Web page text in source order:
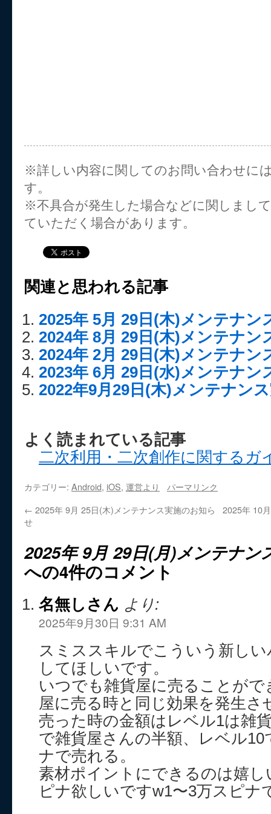
※詳しい内容に関してのお問い合わせに
す。
※不具合が発生した場合などに関しまし
ていただく場合があります。
関連と思われる記事
2025年 5月 29日(木)メンテナン
2024年 8月 29日(木)メンテナン
2024年 2月 29日(木)メンテナン
2023年 6月 29日(水)メンテナン
2022年9月29日(木)メンテナン
よく読まれている記事
二次利用・二次創作に関するガ
カテゴリー: Android, iOS, 運営より
パーマリンク
← 2025年 9月 25日(木)メンテナンス実施のお知ら
せ
2025年 10
2025年 9月 29日(月)メンテナン
への4件のコメント
名無しさん より:
2025年9月30日 9:31 AM
スミススキルでこういう新し
してほしいです。
いつでも雑貨屋に売ることが
屋に売る時と同じ効果を発生さ
売った時の金額はレベル1は雑
で雑貨屋さんの半額、レベル
ナで売れる。
素材ポイントにできるのは嬉
ピナ欲しいですw1〜3万スピナ